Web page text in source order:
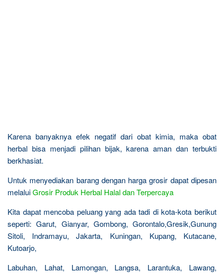
Karena banyaknya efek negatif dari obat kimia, maka obat
herbal bisa menjadi pilihan bijak, karena aman dan terbukti
berkhasiat.
Untuk menyediakan barang dengan harga grosir dapat dipesan
melaluiGrosir Produk Herbal Halal dan Terpercaya
Kita dapat mencoba peluang yang ada tadi di kota-kota berikut
seperti: Garut, Gianyar, Gombong, Gorontalo,Gresik,Gunung
Sitoli, Indramayu, Jakarta, Kuningan, Kupang, Kutacane,
Kutoarjo,
Labuhan, Lahat, Lamongan, Langsa, Larantuka, Lawang,